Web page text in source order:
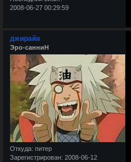
2008-06-27 00:29:59
джирайа
Эро-санниН
Откуда: питер
Зарегистрирован: 2008-06-12